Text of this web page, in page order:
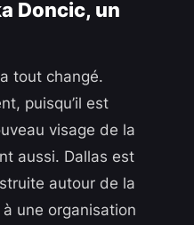
Doncic, un
tout changé.
puisqu’il est
visage de la
aussi. Dallas est
autour de la
une organisation